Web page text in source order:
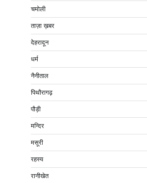
चमोली
ताज़ा ख़बर
देहरादून
धर्म
नैनीताल
पिथौरागढ़
पौड़ी
मन्दिर
मसूरी
रहस्य
रानीखेत